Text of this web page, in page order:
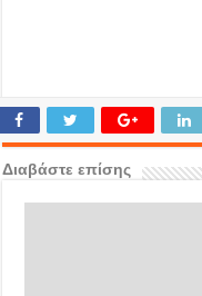
Διαβάστε επίσης